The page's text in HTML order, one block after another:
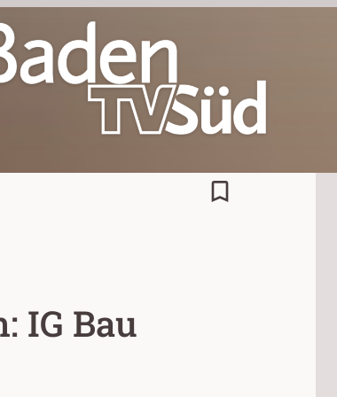
bookmark_border
IG Bau